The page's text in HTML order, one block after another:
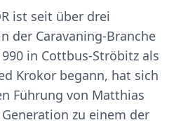
ist seit über drei
der Caravaning-Branche
in Cottbus-Ströbitz als
Krokor begann, hat sich
Führung von Matthias
zu einem der